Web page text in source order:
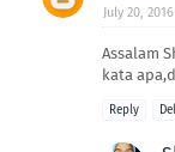
July 20,
Assalam
kata
Reply